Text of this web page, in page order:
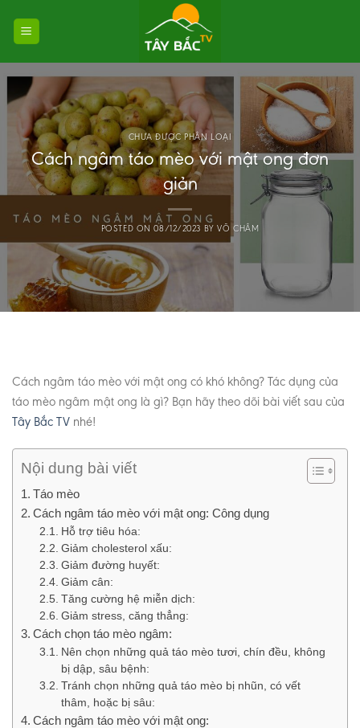
CHƯA ĐƯỢC PHÂN LOẠI
Cách ngâm táo mèo với mật ong đơn
giản
POSTED ON08/12/2023 BYVÕ CHÂM
Cách ngâm táo mèo với mật ong có khó không? Tác dụng của
táo mèo ngâm mật ong là gì? Bạn hãy theo dõi bài viết sau của
Tây Bắc TV nhé!
Nội dung bài viết
Táo mèo
Cách ngâm táo mèo với mật ong: Công dụng
Hỗ trợ tiêu hóa:
Giảm cholesterol xấu:
Giảm đường huyết:
Giảm cân:
Tăng cường hệ miễn dịch:
Giảm stress, căng thẳng:
Cách chọn táo mèo ngâm:
Nên chọn những quả táo mèo tươi, chín đều, không
bị dập, sâu bệnh:
Tránh chọn những quả táo mèo bị nhũn, có vết
thâm, hoặc bị sâu:
Cách ngâm táo mèo với mật ong: